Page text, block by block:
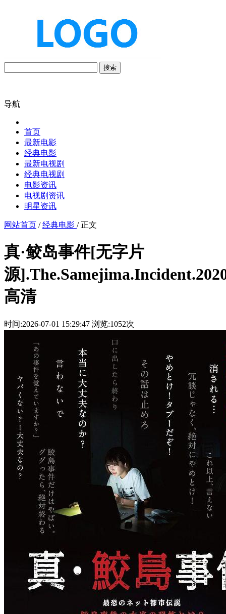
搜索
导航
首页
最新电影
经典电影
最新电视剧
经典电视剧
电影资讯
电视剧资讯
明星资讯
网站首页 /经典电影 / 正文
真·鲛岛事件[无字片
源
高清
时间:2026-07-01 15:29:47 浏览:1052次